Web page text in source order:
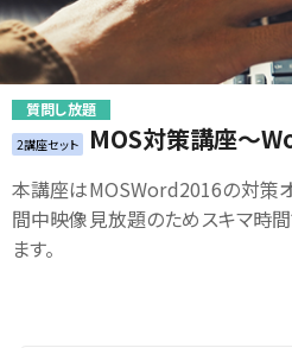
質問し放題
2講座セット MOS対策講座～
本講座はMOSWord2016の対策
間中映像見放題のためスキマ時
ます。